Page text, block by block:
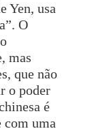
Yen, usa
O
mas
que não
o poder
é
com uma